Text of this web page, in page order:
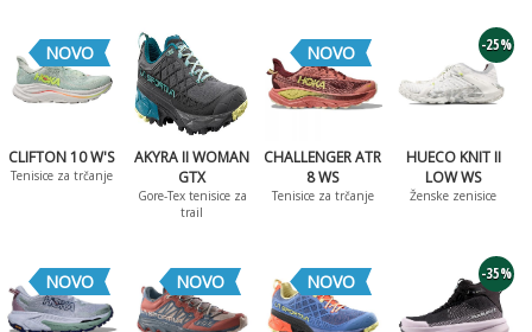
NOVO
CLIFTON 10 W'S
Tenisice za trčanje
AKYRA II WOMAN
GTX
Gore-Tex tenisice za
trail
NOVO
CHALLENGER ATR
8 WS
Tenisice za trčanje
-25%
HUECO KNIT II
LOW WS
Ženske zenisice
NOVO NOVO NOVO -35%